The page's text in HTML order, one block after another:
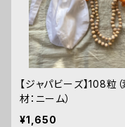
【ジャパビーズ】108粒（
材：ニーム）
¥1,650